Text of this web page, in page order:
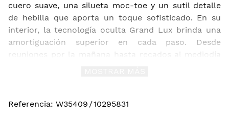
cuero suave, una silueta moc-toe y un sutil detalle
de hebilla que aporta un toque sofisticado. En su
interior, la tecnología oculta Grand Lux brinda una
amortiguación superior en cada paso. Desde
reuniones por la mañana hasta recados al mediodía
Referencia: W35409 /10295831